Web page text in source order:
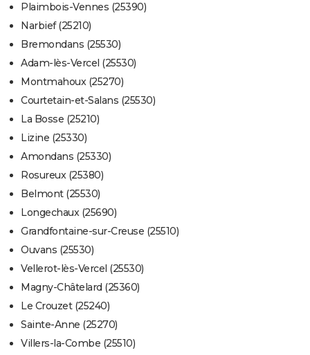
Plaimbois-Vennes (25390)
Narbief (25210)
Bremondans (25530)
Adam-lès-Vercel (25530)
Montmahoux (25270)
Courtetain-et-Salans (25530)
La Bosse (25210)
Lizine (25330)
Amondans (25330)
Rosureux (25380)
Belmont (25530)
Longechaux (25690)
Grandfontaine-sur-Creuse (25510)
Ouvans (25530)
Vellerot-lès-Vercel (25530)
Magny-Châtelard (25360)
Le Crouzet (25240)
Sainte-Anne (25270)
Villers-la-Combe (25510)